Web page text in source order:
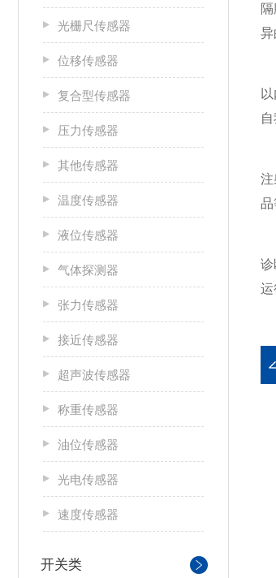
光栅尺传感器
位移传感器
复合型传感器
压力传感器
其他传感器
温度传感器
液位传感器
气体探测器
张力传感器
接近传感器
超声波传感器
称重传感器
油位传感器
光电传感器
速度传感器
开关类
异
注
品
诊
运